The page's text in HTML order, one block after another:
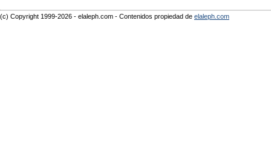
(c) Copyright 1999-2026 - elaleph.com - Contenidos propiedad de elaleph.com